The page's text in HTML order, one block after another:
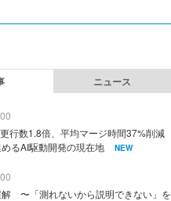
ニュース
行数1.8倍、平均マージ時間37%削減
るAI駆動開発の現在地
NEW
〜「測れないから説明できない」を